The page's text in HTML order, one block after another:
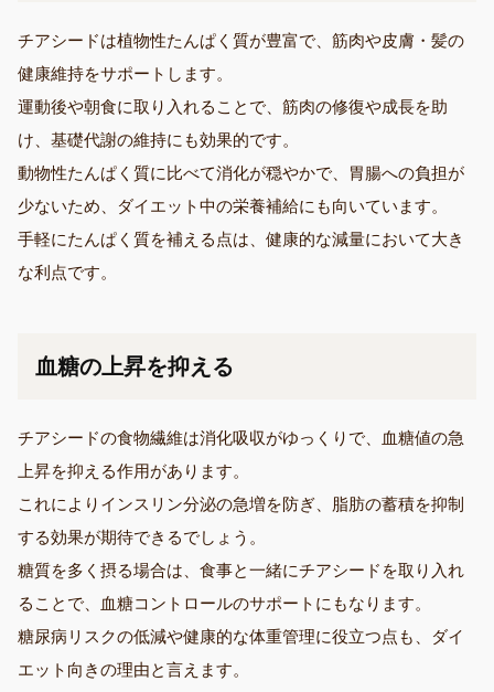
チアシードは植物性たんぱく質が豊富で、筋肉や皮膚・髪の
健康維持をサポートします。
運動後や朝食に取り入れることで、筋肉の修復や成長を助
け、基礎代謝の維持にも効果的です。
動物性たんぱく質に比べて消化が穏やかで、胃腸への負担が
少ないため、ダイエット中の栄養補給にも向いています。
手軽にたんぱく質を補える点は、健康的な減量において大き
な利点です。
血糖の上昇を抑える
チアシードの食物繊維は消化吸収がゆっくりで、血糖値の急
上昇を抑える作用があります。
これによりインスリン分泌の急増を防ぎ、脂肪の蓄積を抑制
する効果が期待できるでしょう。
糖質を多く摂る場合は、食事と一緒にチアシードを取り入れ
ることで、血糖コントロールのサポートにもなります。
糖尿病リスクの低減や健康的な体重管理に役立つ点も、ダイ
エット向きの理由と言えます。